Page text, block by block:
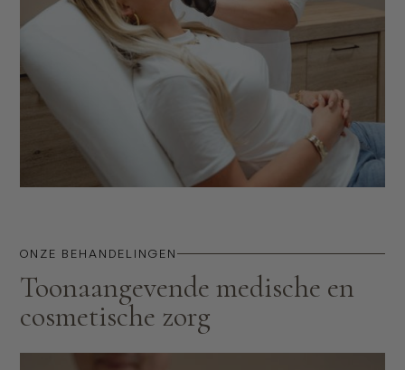
ONZE BEHANDELINGEN
Toonaangevende medische en
cosmetische zorg